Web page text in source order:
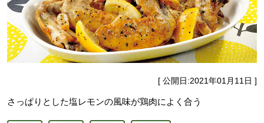
[ 公開日:2021年01月11日 ]
さっぱりとした塩レモンの風味が鶏肉によく合う